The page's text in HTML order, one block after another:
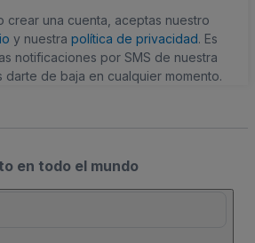
crear una cuenta, aceptas nuestro
y nuestra política de privacidad. Es
notificaciones por SMS de nuestra
de baja en cualquier momento.
en todo el mundo